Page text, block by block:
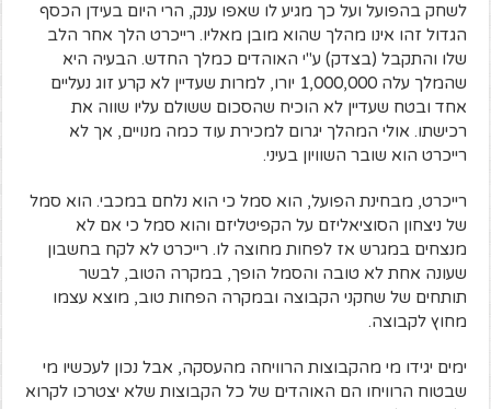
לשחק בהפועל ועל כך מגיע לו שאפו ענק, הרי היום בעידן הכסף
הגדול זהו אינו מהלך שהוא מובן מאליו. רייכרט הלך אחר הלב
שלו והתקבל (בצדק) ע"י האוהדים כמלך החדש. הבעיה היא
שהמלך עלה 1,000,000 יורו, למרות שעדיין לא קרע זוג נעליים
אחד ובטח שעדיין לא הוכיח שהסכום ששולם עליו שווה את
רכישתו. אולי המהלך יגרום למכירת עוד כמה מנויים, אך לא
רייכרט הוא שובר השוויון בעיני.
רייכרט, מבחינת הפועל, הוא סמל כי הוא נלחם במכבי. הוא סמל
של ניצחון הסוציאליזם על הקפיטליזם והוא סמל כי אם לא
מנצחים במגרש אז לפחות מחוצה לו. רייכרט לא לקח בחשבון
שעונה אחת לא טובה והסמל הופך, במקרה הטוב, לבשר
תותחים של שחקני הקבוצה ובמקרה הפחות טוב, מוצא עצמו
מחוץ לקבוצה.
ימים יגידו מי מהקבוצות הרוויחה מהעסקה, אבל נכון לעכשיו מי
שבטוח הרוויחו הם האוהדים של כל הקבוצות שלא יצטרכו לקרוא